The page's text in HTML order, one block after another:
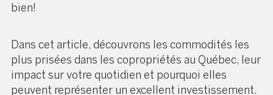
bien!
Dans cet article, découvrons les commodités les
plus prisées dans les copropriétés au Québec, leur
impact sur votre quotidien et pourquoi elles
peuvent représenter un excellent investissement.